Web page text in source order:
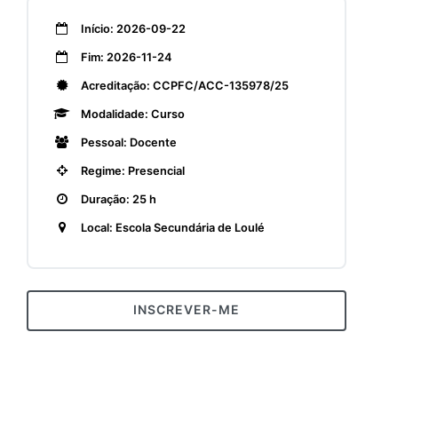
Início: 2026-09-22
Fim: 2026-11-24
Acreditação: CCPFC/ACC-135978/25
Modalidade: Curso
Pessoal: Docente
Regime: Presencial
Duração: 25 h
Local: Escola Secundária de Loulé
INSCREVER-ME